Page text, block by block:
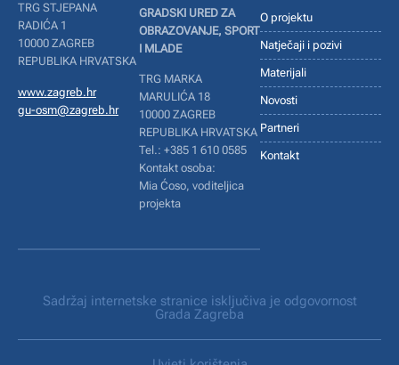
TRG STJEPANA
RADIĆA 1
10000 ZAGREB
REPUBLIKA HRVATSKA
www.zagreb.hr
gu-osm@zagreb.hr
GRADSKI URED ZA
OBRAZOVANJE, SPORT
I MLADE
TRG MARKA
MARULIĆA 18
10000 ZAGREB
REPUBLIKA HRVATSKA
Tel.: +385 1 610 0585
Kontakt osoba:
Mia Ćoso, voditeljica
projekta
O projektu
Natječaji i pozivi
Materijali
Novosti
Partneri
Kontakt
Sadržaj internetske stranice isključiva je odgovornost
Grada Zagreba